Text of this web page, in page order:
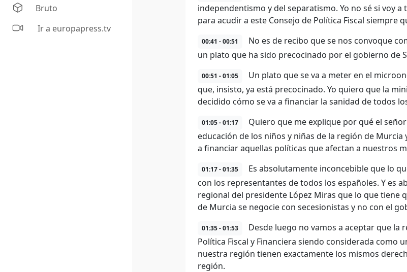
Bruto
Ir a europapress.tv
independentismo y del separatismo. Yo no sé si voy
para acudir a este Consejo de Política Fiscal siempre
00:41 - 00:51
No es de recibo que se nos convoque
un plato que ha sido precocinado por el gobierno de
00:51 - 01:05
Un plato que se va a meter en el
que, insisto, ya está precocinado. Yo quiero que la
decidido cómo se va a financiar la sanidad de todos
01:05 - 01:17
Quiero que me explique por qué el
educación de los niños y niñas de la región de
a financiar aquellas políticas que afectan a nuestros
01:17 - 01:35
Es absolutamente inconcebible que lo
con los representantes de todos los españoles. Y es
regional del presidente López Miras que lo que tiene
de Murcia se negocie con secesionistas y no con el
01:35 - 01:53
Desde luego no vamos a aceptar que la
Política Fiscal y Financiera siendo considerada como
nuestra región tienen exactamente los mismos
región.